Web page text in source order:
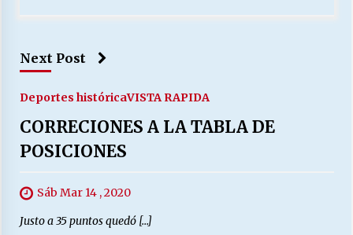
Next Post
Deportes históricaVISTA RAPIDA
CORRECIONES A LA TABLA DE
POSICIONES
Sáb Mar 14 , 2020
Justo a 35 puntos quedó […]